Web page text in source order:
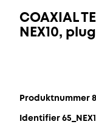
COAXIAL
NEX10,
Produktnummer
Identifier